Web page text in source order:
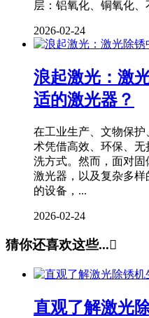
层：铝氧化、铜氧化
2026-02-24
浪起激光：激
适的激光器？
在工业生产、文物保
术凭借高效、环保、
洗方式。然而，面对
激光器，以及复杂多
的设备，...
2026-02-24
猜你还喜欢这些...
直观了解激光